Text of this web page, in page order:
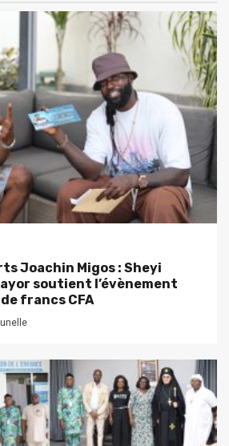
Joachin Migos : Sheyi
soutient l’évènement
francs CFA